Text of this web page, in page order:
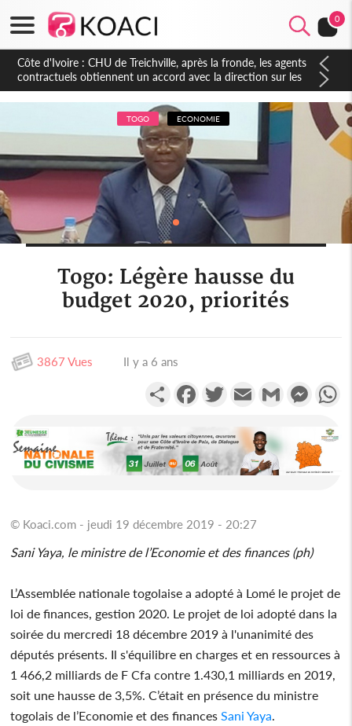
0
Côte d'Ivoire : CHU de Treichville, après la fronde, les agents
contractuels obtiennent un accord avec la direction sur les
arriérés du SMIG 2023
TOGO ECONOMIE
Togo: Légère hausse du
budget 2020, priorités
3867 Vues Il y a 6 ans
PartagerFacebookTwitterEmail Gmail
© Koaci.com - jeudi 19 décembre 2019 - 20:27
Sani Yaya, le ministre de l’Economie et des finances (ph)
L’Assemblée nationale togolaise a adopté à Lomé le projet de
loi de finances, gestion 2020. Le projet de loi adopté dans la
soirée du mercredi 18 décembre 2019 à l'unanimité des
députés présents. Il s'équilibre en charges et en ressources à
1 466,2 milliards de F Cfa contre 1.430,1 milliards en 2019,
soit une hausse de 3,5%. C’était en présence du ministre
togolais de l’Economie et des finances Sani Yaya.